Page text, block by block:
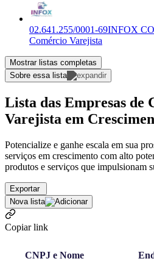
02.641.255/0001-69INFOX
Comércio Varejista
Mostrar listas completas
Sobre essa lista
Lista das Empresas de
Varejista em
Potencialize e ganhe escala em sua
serviços em crescimento com alto
produtos e serviços que impulsionam
Exportar
Nova lista
Copiar link
CNPJ e Nome